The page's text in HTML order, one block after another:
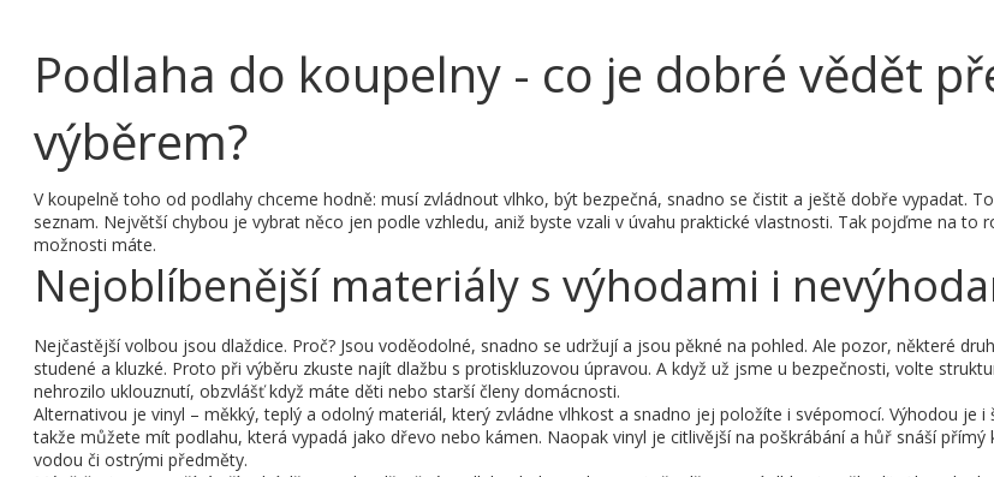
Podlaha do koupelny - co je dobré vědět
výběrem?
V koupelně toho od podlahy chceme hodně: musí zvládnout vlhko, být bezpečná, snadno se čistit a ještě dobře vypadat.
seznam. Největší chybou je vybrat něco jen podle vzhledu, aniž byste vzali v úvahu praktické vlastnosti. Tak pojďme na to
možnosti máte.
Nejoblíbenější materiály s výhodami i
Nejčastější volbou jsou dlaždice. Proč? Jsou voděodolné, snadno se udržují a jsou pěkné na pohled. Ale pozor, některé
studené a kluzké. Proto při výběru zkuste najít dlažbu s protiskluzovou úpravou. A když už jsme u bezpečnosti, volte
nehrozilo uklouznutí, obzvlášť když máte děti nebo starší členy domácnosti.
Alternativou je vinyl – měkký, teplý a odolný materiál, který zvládne vlhkost a snadno jej položíte i svépomocí. Výhodou je i
takže můžete mít podlahu, která vypadá jako dřevo nebo kámen. Naopak vinyl je citlivější na poškrábání a hůř snáší
vodou či ostrými předměty.